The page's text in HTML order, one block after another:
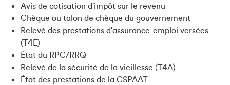
Avis de cotisation d'impôt sur le revenu
Chèque ou talon de chèque du gouvernement
Relevé des prestations d'assurance-emploi versées
(T4E)
État du RPC/RRQ
Relevé de la sécurité de la vieillesse (T4A)
État des prestations de la CSPAAT